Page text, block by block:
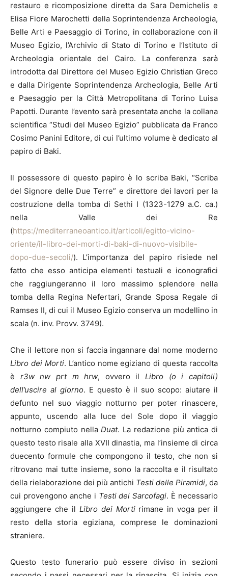
restauro e ricomposizione diretta da Sara Demichelis e
Elisa Fiore Marochetti della Soprintendenza Archeologia,
Belle Arti e Paesaggio di Torino, in collaborazione con il
Museo Egizio, l’Archivio di Stato di Torino e l’Istituto di
Archeologia orientale del Cairo. La conferenza sarà
introdotta dal Direttore del Museo Egizio Christian Greco
e dalla Dirigente Soprintendenza Archeologia, Belle Arti
e Paesaggio per la Città Metropolitana di Torino Luisa
Papotti. Durante l’evento sarà presentata anche la collana
scientifica “Studi del Museo Egizio” pubblicata da Franco
Cosimo Panini Editore, di cui l’ultimo volume è dedicato al
papiro di Baki.
Il possessore di questo papiro è lo scriba Baki, “Scriba
del Signore delle Due Terre” e direttore dei lavori per la
costruzione della tomba di Sethi I (1323-1279 a.C. ca.)
nella Valle dei Re
(https://mediterraneoantico.it/articoli/egitto-vicino-
oriente/il-libro-dei-morti-di-baki-di-nuovo-visibile-
dopo-due-secoli/). L’importanza del papiro risiede nel
fatto che esso anticipa elementi testuali e iconografici
che raggiungeranno il loro massimo splendore nella
tomba della Regina Nefertari, Grande Sposa Regale di
Ramses II, di cui il Museo Egizio conserva un modellino in
scala (n. inv. Provv. 3749).
Che il lettore non si faccia ingannare dal nome moderno
Libro dei Morti. L’antico nome egiziano di questa raccolta
è r3w nw prt m hrw, ovvero ilLibro (o i capitoli)
dell’uscire al giorno. E questo è il suo scopo: aiutare il
defunto nel suo viaggio notturno per poter rinascere,
appunto, uscendo alla luce del Sole dopo il viaggio
notturno compiuto nellaDuat. La redazione più antica di
questo testo risale alla XVII dinastia, ma l’insieme di circa
duecento formule che compongono il testo, che non si
ritrovano mai tutte insieme, sono la raccolta e il risultato
della rielaborazione dei più antichi Testi delle Piramidi, da
cui provengono anche i Testi dei Sarcofagi. È necessario
aggiungere che il Libro dei Morti rimane in voga per il
resto della storia egiziana, comprese le dominazioni
straniere.
Questo testo funerario può essere diviso in sezioni